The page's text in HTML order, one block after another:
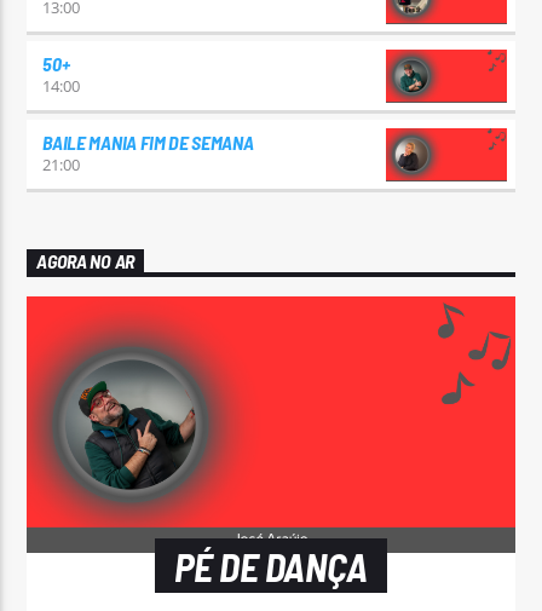
13:00
50+
14:00
BAILE MANIA FIM DE SEMANA
21:00
AGORA NO AR
PÉ DE DANÇA